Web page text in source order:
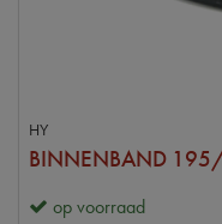
HY
BINNENBAND
op voorraad